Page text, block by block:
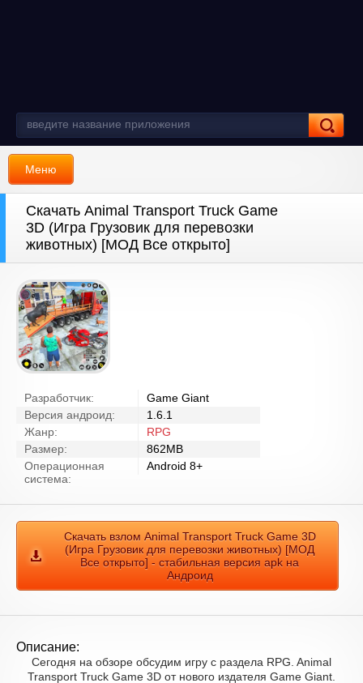
Меню
Скачать Animal Transport Truck Game
3D (Игра Грузовик для перевозки
животных) [МОД Все открыто]
Разработчик:
Game Giant
Версия андроид:
1.6.1
Жанр:
RPG
Размер:
862MB
Операционная
система:
Android 8+
Скачать взлом Animal Transport Truck Game 3D
(Игра Грузовик для перевозки животных) [МОД
Все открыто] - стабильная версия apk на
Андроид
Описание:
Сегодня на обзоре обсудим игру с раздела RPG. Animal
Transport Truck Game 3D от нового издателя Game Giant.